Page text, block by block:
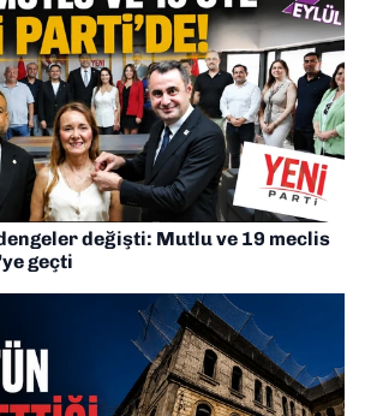
değişti: Mutlu ve 19 meclis
geçti